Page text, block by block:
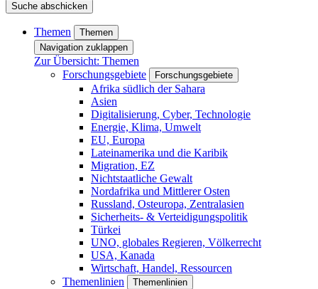
Suche abschicken
Themen
Themen
Navigation zuklappen
Zur Übersicht: Themen
Forschungsgebiete
Forschungsgebiete
Afrika südlich der Sahara
Asien
Digitalisierung, Cyber, Technologie
Energie, Klima, Umwelt
EU, Europa
Lateinamerika und die Karibik
Migration, EZ
Nichtstaatliche Gewalt
Nordafrika und Mittlerer Osten
Russland, Osteuropa, Zentralasien
Sicherheits- & Verteidigungspolitik
Türkei
UNO, globales Regieren, Völkerrecht
USA, Kanada
Wirtschaft, Handel, Ressourcen
Themenlinien
Themenlinien